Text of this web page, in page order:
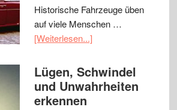
Historische Fahrzeuge üben
auf viele Menschen …
[Weiterlesen...]
Lügen, Schwindel
und Unwahrheiten
erkennen